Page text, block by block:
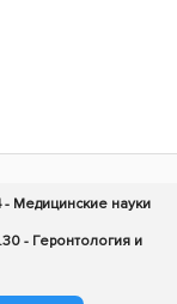
- Медицинские науки
- Геронтология и